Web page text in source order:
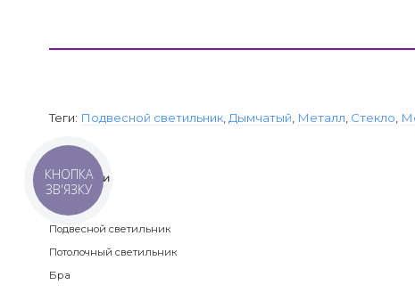
Теги: Подвесной светильник Дымчатый Металл Стекло
Категории
Люстра
Подвесной светильник
Потолочный светильник
Бра
КНОПКА
ЗВ'ЯЗКУ